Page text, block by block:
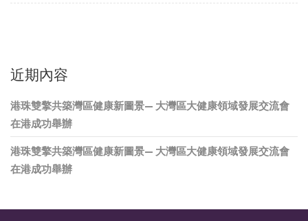
近期內容
港珠雙擎共築灣區健康新圖景— 大灣區大健康領域發展交流會
在港成功舉辦
港珠雙擎共築灣區健康新圖景— 大灣區大健康領域發展交流會
在港成功舉辦